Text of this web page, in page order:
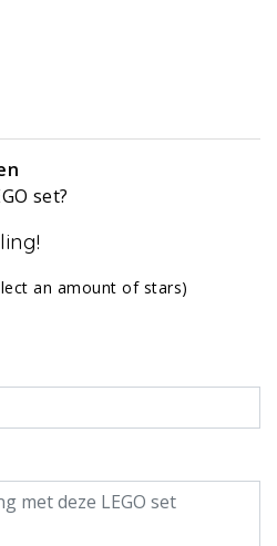
set?
an amount of stars)